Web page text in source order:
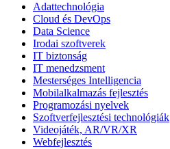
Adattechnológia
Cloud és DevOps
Data Science
Irodai szoftverek
IT biztonság
IT menedzsment
Mesterséges Intelligencia
Mobilalkalmazás fejlesztés
Programozási nyelvek
Szoftverfejlesztési technológiák
Videojáték, AR/VR/XR
Webfejlesztés